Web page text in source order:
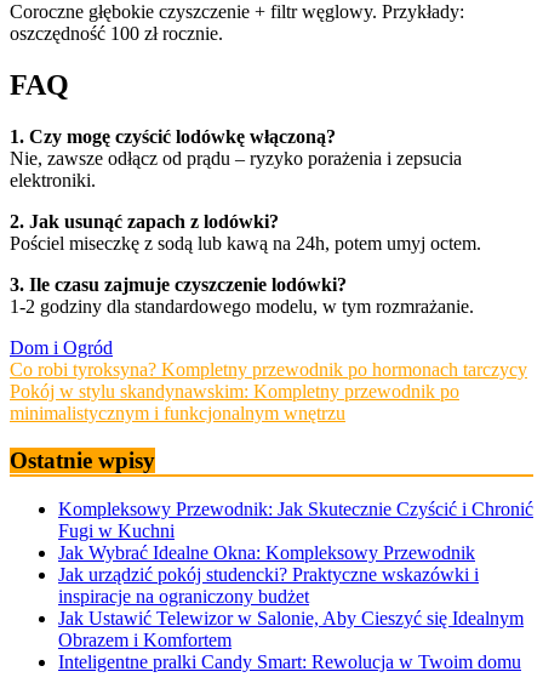
Coroczne głębokie czyszczenie + filtr węglowy. Przykłady:
oszczędność 100 zł rocznie.
FAQ
1. Czy mogę czyścić lodówkę włączoną?
Nie, zawsze odłącz od prądu – ryzyko porażenia i zepsucia
elektroniki.
2. Jak usunąć zapach z lodówki?
Pościel miseczkę z sodą lub kawą na 24h, potem umyj octem.
3. Ile czasu zajmuje czyszczenie lodówki?
1-2 godziny dla standardowego modelu, w tym rozmrażanie.
Dom i Ogród
Nawigacja
wpisu
Co robi tyroksyna? Kompletny przewodnik po hormonach tarczycy
Pokój w stylu skandynawskim: Kompletny przewodnik po
minimalistycznym i funkcjonalnym wnętrzu
Ostatnie wpisy
Kompleksowy Przewodnik: Jak Skutecznie Czyścić i Chronić
Fugi w Kuchni
Jak Wybrać Idealne Okna: Kompleksowy Przewodnik
Jak urządzić pokój studencki? Praktyczne wskazówki i
inspiracje na ograniczony budżet
Jak Ustawić Telewizor w Salonie, Aby Cieszyć się Idealnym
Obrazem i Komfortem
Inteligentne pralki Candy Smart: Rewolucja w Twoim domu